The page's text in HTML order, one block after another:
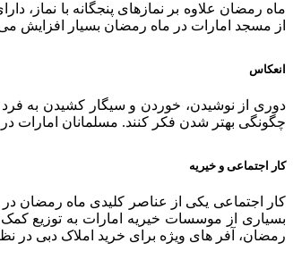
ماه رمضان علاوه بر نمازهای پنجگانه با نماز،
از مسجد امارات در ماه رمضان بسیار افزایش می
انعکاس
دوری از نوشیدن، خوردن و سیگار کشیدن به فرد
چگونگی بهتر شدن فکر کنند. مسلمانان امارات
کار اجتماعی و خیریه
کار اجتماعی یکی از عناصر کلیدی ماه رمضان در
بسیاری از موسسات خیریه امارات به توزیع
رمضان، آفر های ویژه برای خرید املاک دبی در